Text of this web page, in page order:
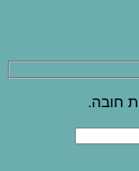
חובה.